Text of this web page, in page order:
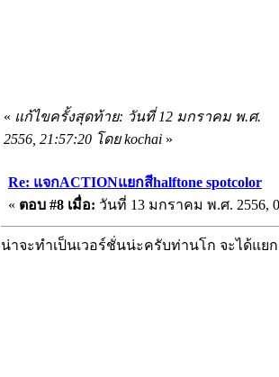
« แก้ไขครั้งสุดท้าย: วันที่ 12 มกราคม พ.ศ.
2556, 21:57:20 โดย kochai »
Re: แจกACTIONแยกสีhalftone spotcolor
« ตอบ #8 เมื่อ: วันที่ 13 มกราคม พ.ศ. 2556,
น่าจะทำเป็นเวอร์ชั่นน่ะครับท่านโก จะได้แย